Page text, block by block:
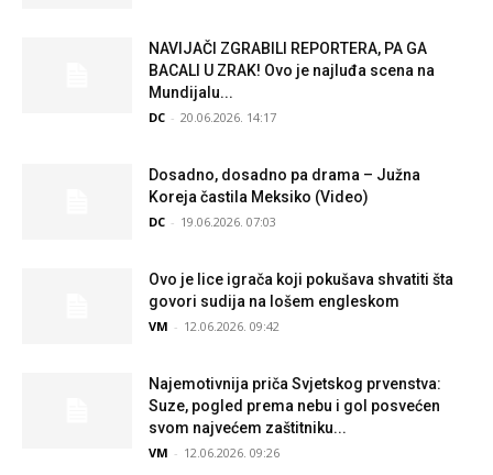
NAVIJAČI ZGRABILI REPORTERA, PA GA
BACALI U ZRAK! Ovo je najluđa scena na
Mundijalu...
DC - 20.06.2026. 14:17
Dosadno, dosadno pa drama – Južna
Koreja častila Meksiko (Video)
DC - 19.06.2026. 07:03
Ovo je lice igrača koji pokušava shvatiti šta
govori sudija na lošem engleskom
VM - 12.06.2026. 09:42
Najemotivnija priča Svjetskog prvenstva:
Suze, pogled prema nebu i gol posvećen
svom najvećem zaštitniku...
VM - 12.06.2026. 09:26